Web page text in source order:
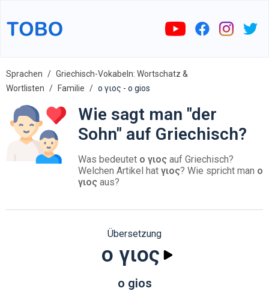
Sprachen
Griechisch-Vokabeln: Wortschatz &
Wortlisten
Familie ο γιος - o gios
Wie sagt man "der
Sohn" auf Griechisch?
Was bedeutet ο γιος auf Griechisch?
Welchen Artikel hat γιος? Wie spricht man ο
γιος aus?
Übersetzung
ο γιος
o gios